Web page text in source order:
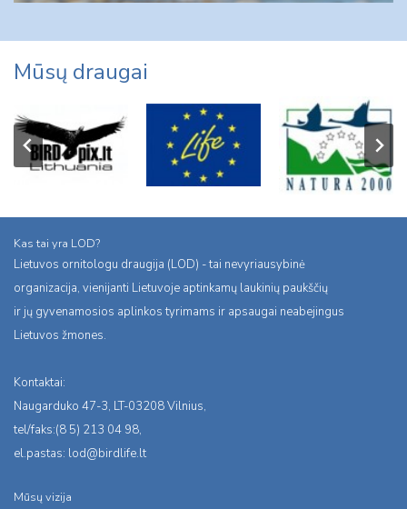
Mūsų draugai
Kas tai yra LOD?
Lietuvos ornitologu draugija (LOD) - tai nevyriausybinė
organizacija, vienijanti Lietuvoje aptinkamų laukinių paukščių
ir jų gyvenamosios aplinkos tyrimams ir apsaugai neabejingus
Lietuvos žmones.
Kontaktai:
Naugarduko 47-3, LT-03208 Vilnius,
tel/faks:(8 5) 213 04 98,
el.pastas: lod@birdlife.lt
Mūsų vizija